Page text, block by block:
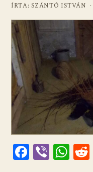
ÍRTA: SZÁNTÓ ISTVÁN
F Vi W